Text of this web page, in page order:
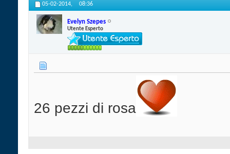
05-02-2014, 08:36
Evelyn Szepes
Utente Esperto
26 pezzi di rosa